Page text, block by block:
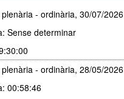
- ordinària, 30/07/2026
Sense determinar
- ordinària, 28/05/2026
00:58:46